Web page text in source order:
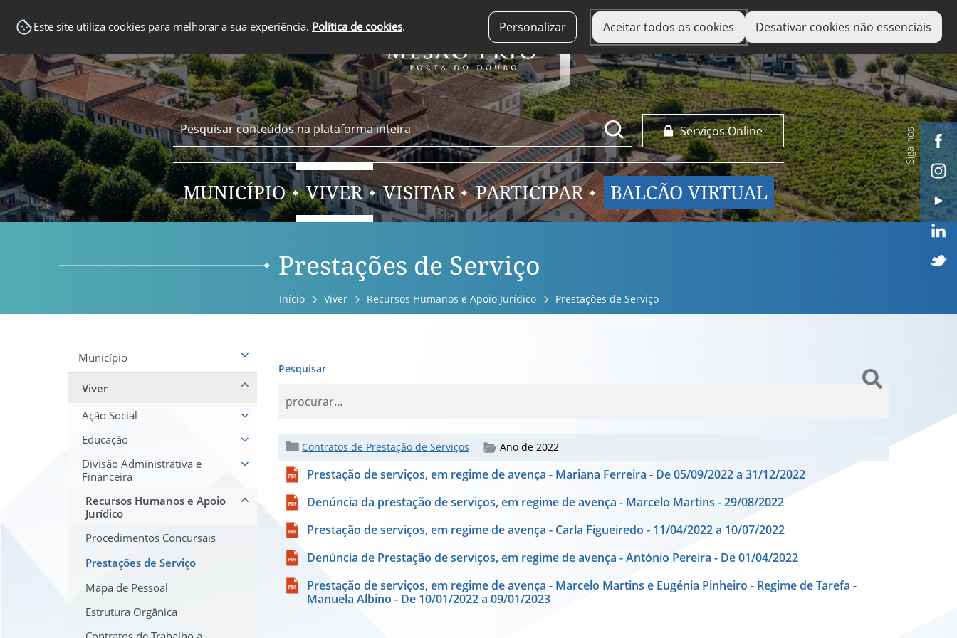
Este site utiliza cookies para melhorar a sua experiência. Política de cookies. Personalizar Aceitar todos os cookies Desativar cookies não essenciais
Serviços Online
MUNICÍPIO VIVER VISITAR PARTICIPAR BALCÃO VIRTUAL
Siga-nos
Prestações de Serviço
Início Viver Recursos Humanos e Apoio Jurídico Prestações de Serviço
Município
Viver
Ação Social
Educação
Divisão Administrativa e
Financeira
Recursos Humanos e Apoio
Jurídico
Procedimentos Concursais
Prestações de Serviço
Mapa de Pessoal
Estrutura Orgânica
Pesquisar
Contratos de Prestação de Serviços Ano de 2022
Prestação de serviços, em regime de avença - Mariana Ferreira - De 05/09/2022 a 31/12/2022
Denúncia da prestação de serviços, em regime de avença - Marcelo Martins - 29/08/2022
Prestação de serviços, em regime de avença - Carla Figueiredo - 11/04/2022 a 10/07/2022
Denúncia de Prestação de serviços, em regime de avença - António Pereira - De 01/04/2022
Prestação de serviços, em regime de avença - Marcelo Martins e Eugénia Pinheiro - Regime de Tarefa -
Manuela Albino - De 10/01/2022 a 09/01/2023